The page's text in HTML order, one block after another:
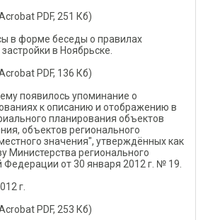
PDF, 251 Кб)
в форме беседы о правилах
в Ноябрьске.
PDF, 136 Кб)
появилось упоминание о
к описанию и отображению в
планирования объектов
объектов регионального
значения", утверждённых как
Министерства регионального
Федерации от 30 января 2012 г. № 19.
г.
PDF, 253 Кб)